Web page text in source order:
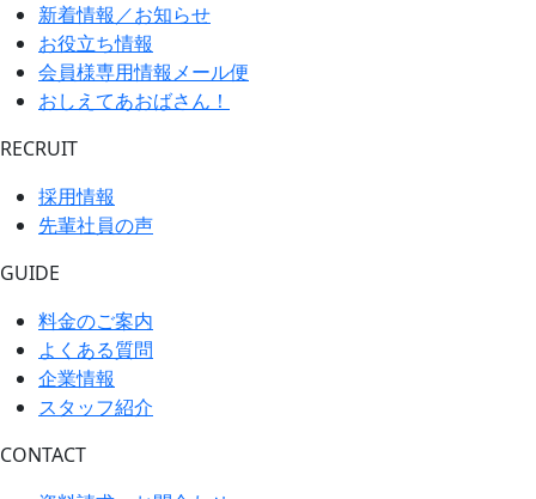
新着情報／お知らせ
お役立ち情報
会員様専用情報メール便
おしえてあおばさん！
RECRUIT
採用情報
先輩社員の声
GUIDE
料金のご案内
よくある質問
企業情報
スタッフ紹介
CONTACT